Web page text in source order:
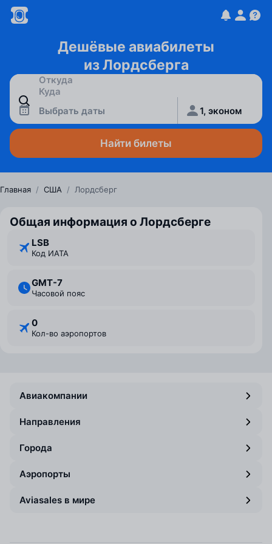
Дешёвые авиабилеты
из Лордсберга
Выбрать даты 1, эконом
Найти билеты
Главная / США / Лордсберг
Общая информация о Лордсберге
LSB
Код ИАТА
GMT-7
Часовой пояс
0
Кол-во аэропортов
Авиакомпании
Направления
Города
Аэропорты
Aviasales в мире